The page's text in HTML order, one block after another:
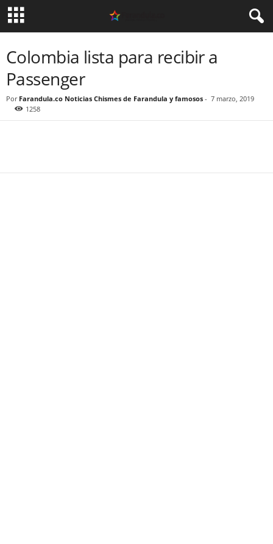
Colombia lista para recibir a
Passenger
Por Farandula.co Noticias Chismes de Farandula y famosos - 7 marzo, 2019
1258